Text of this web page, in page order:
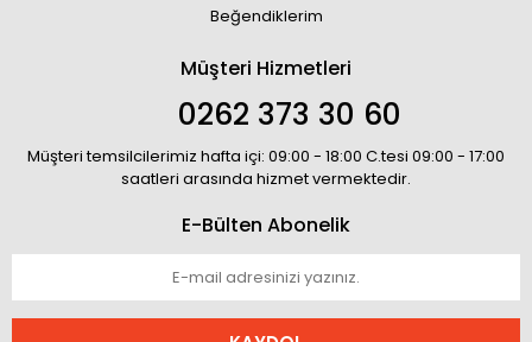
Beğendiklerim
Müşteri Hizmetleri
0262 373 30 60
Müşteri temsilcilerimiz hafta içi: 09:00 - 18:00 C.tesi 09:00 - 17:00
saatleri arasında hizmet vermektedir.
E-Bülten Abonelik